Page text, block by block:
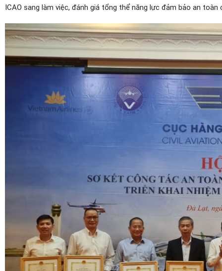
ICAO sang làm việc, đánh giá tổng thể năng lực đảm bảo an toàn